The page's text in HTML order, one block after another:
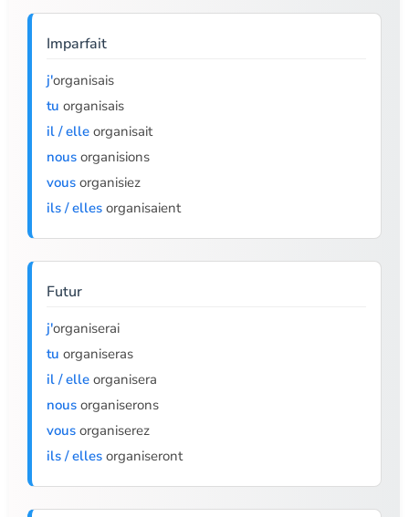
Imparfait
j'organisais
tu organisais
il / elle organisait
nous organisions
vous organisiez
ils / elles organisaient
Futur
j'organiserai
tu organiseras
il / elle organisera
nous organiserons
vous organiserez
ils / elles organiseront